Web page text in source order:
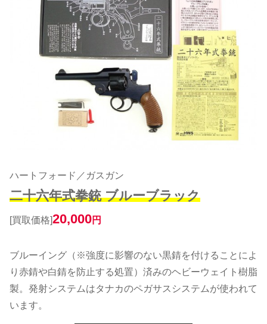
ハートフォード／ガスガン
二十六年式拳銃 ブルーブラック
[買取価格]20,000円
ブルーイング（※強度に影響のない黒錆を付けることによ
り赤錆や白錆を防止する処置）済みのヘビーウェイト樹脂
製。発射システムはタナカのペガサスシステムが使われて
います。